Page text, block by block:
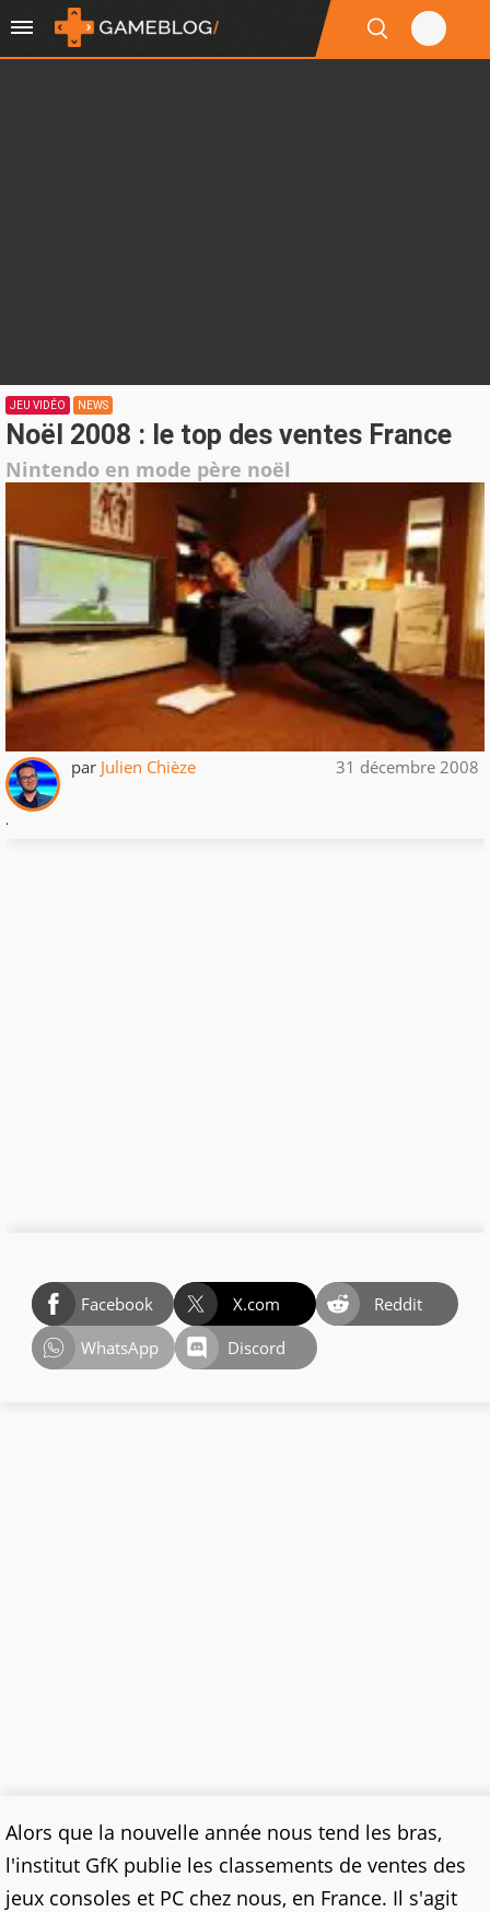
JEU VIDÉO NEWS
Noël 2008 : le top des ventes France
Nintendo en mode père noël
par Julien Chièze 31 décembre 2008
.
Facebook X.com
Reddit
WhatsApp
Discord
Alors que la nouvelle année nous tend les bras,
l'institut GfK publie les classements de ventes des
jeux consoles et PC chez nous, en France. Il s'agit